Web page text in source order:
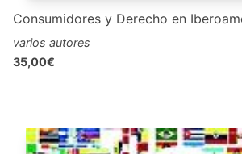
Consumidores y Derecho en
varios autores
35,00€